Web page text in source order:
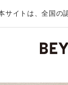
サイトは、全国の